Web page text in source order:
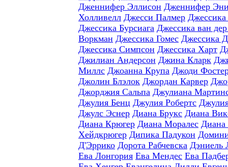
Дженнифер Эллисон Дженнифер
Холливелл Джесси Палмер
Джессика Бурсиага Джессика ван
Воркман Джессика Гомес Джессика
Джессика Симпсон Джессика Харт
Джилиан Андерсон Джина Кларк
Миллс Джоанна Крупа Джоди
Джолин Блэлок Джордан Карвер
Джорджия Сальпа Джулиана
Джулия Бенц Джулия Робертс
Джулс Эснер Диана Брукс Диана
Диана Крюгер Диана Моралес Диана
Хейдкрюгер Дипика Падукон
Д'Эррико Дорота Рабчевска Дэниель
Ева Лонгория Ева Мендес Ева